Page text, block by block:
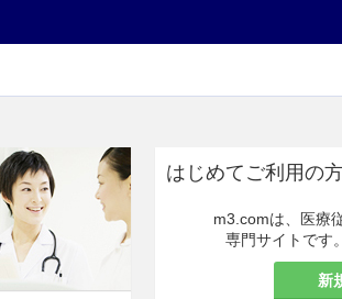
はじめてご利用の
m3.comは、医療
専門サイトです
新